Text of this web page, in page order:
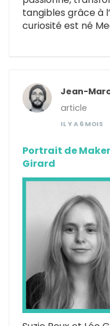
tangibles grâce à
curiosité est né
Jean-
article
IL Y A 6 MOIS
Portrait de
Girard